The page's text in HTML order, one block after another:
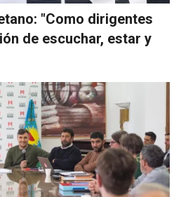
"Como dirigentes
de escuchar, estar y